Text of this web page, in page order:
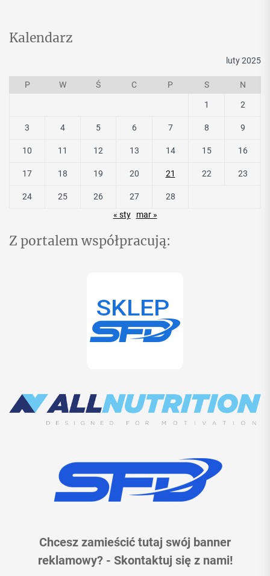
Kalendarz
luty 2025
P W Ś C P S N
1 2
3 4 5 6 7 8 9
10 11 12 13 14 15 16
17 18 19 20 21 22 23
24 25 26 27
28
« sty
mar »
Z portalem współpracują:
Chcesz zamieścić tutaj swój banner
reklamowy? - Skontaktuj się z nami!